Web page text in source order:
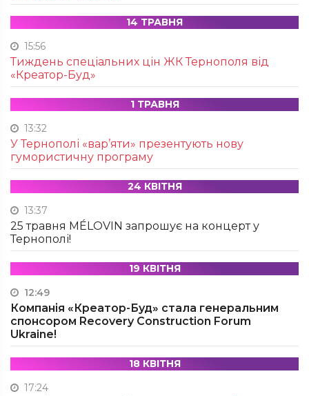
14 ТРАВНЯ
15:56
Тиждень спеціальних цін ЖК Тернополя від
«Креатор-Буд»
1 ТРАВНЯ
13:32
У Тернополі «вар’яти» презентують нову
гумористичну програму
24 КВІТНЯ
13:37
25 травня MÉLOVIN запрошує на концерт у
Тернополі!
19 КВІТНЯ
12:49
Компанія «Креатор-Буд» стала генеральним
спонсором Recovery Construction Forum
Ukraine!
18 КВІТНЯ
17:24